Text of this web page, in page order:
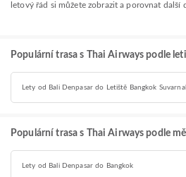
letový řád si můžete zobrazit a porovnat další
Populární trasa s Thai Airways podle
Lety od Bali Denpasar do Letiště Bangkok
Populární trasa s Thai Airways podle
Lety od Bali Denpasar do Bangkok